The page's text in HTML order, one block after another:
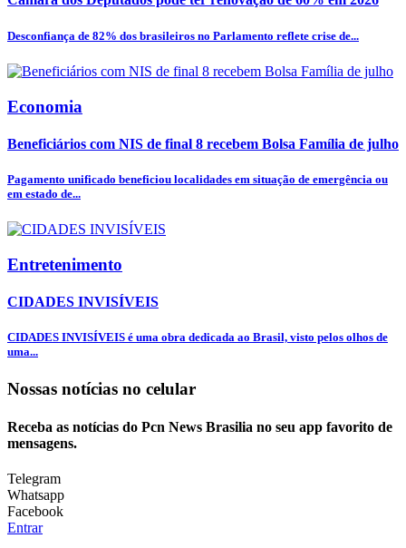
Desconfiança de 82% dos brasileiros no Parlamento reflete crise de...
Economia
Beneficiários com NIS de final 8 recebem Bolsa Família de julho
Pagamento unificado beneficiou localidades em situação de emergência ou
em estado de...
Entretenimento
CIDADES INVISÍVEIS
CIDADES INVISÍVEIS é uma obra dedicada ao Brasil, visto pelos olhos de
uma...
Nossas notícias no celular
Receba as notícias do Pcn News Brasilia no seu app favorito de
mensagens.
Telegram
Whatsapp
Facebook
Entrar